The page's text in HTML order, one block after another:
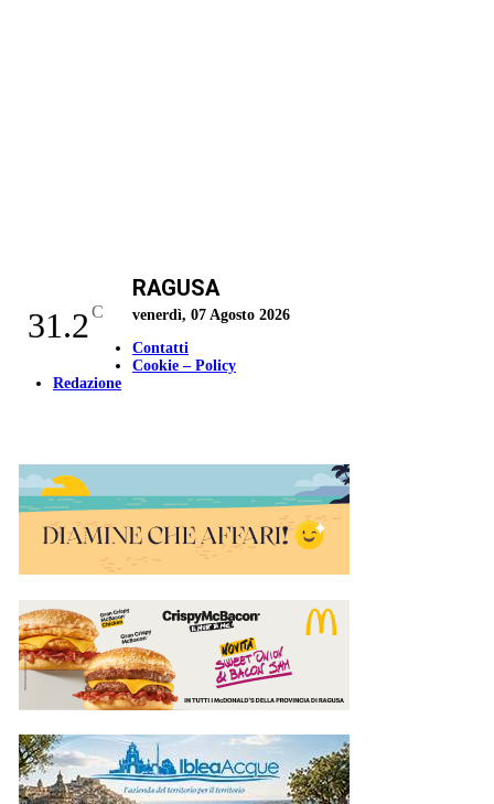
31.2C
RAGUSA
venerdì, 07 Agosto 2026
Contatti
Cookie – Policy
Redazione